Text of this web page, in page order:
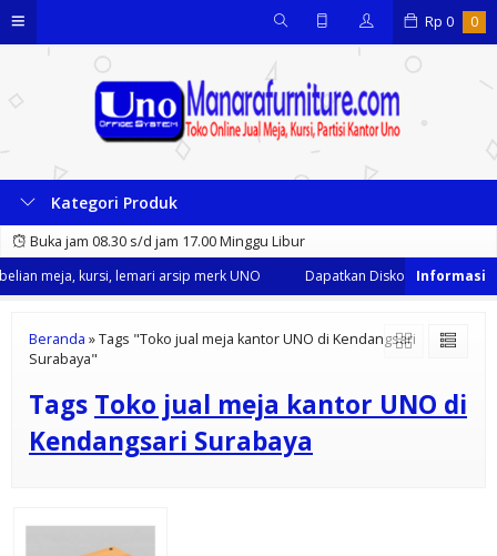
Rp 0 0
Kategori Produk
Buka jam 08.30 s/d jam 17.00 Minggu Libur
meja, kursi, lemari arsip merk UNO
Dapatkan Diskon 35% dari
Beranda »Tags "Toko jual meja kantor UNO di Kendangsari
Surabaya"
Tags Toko jual meja kantor UNO di
Kendangsari Surabaya